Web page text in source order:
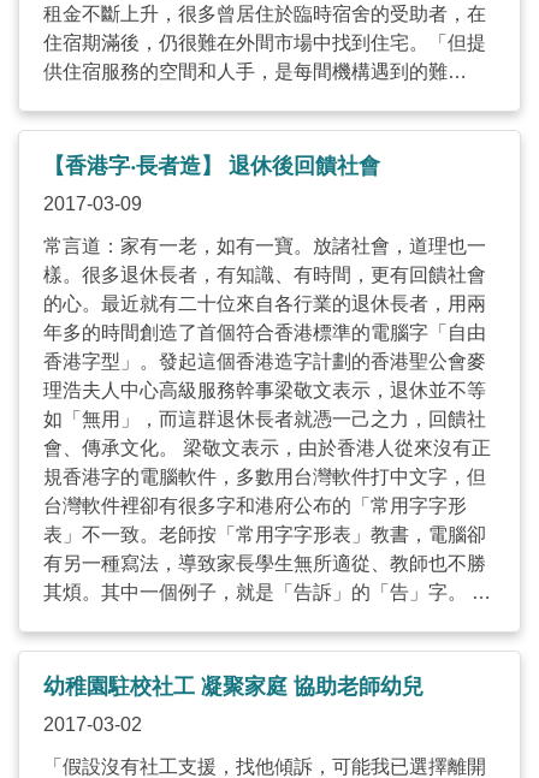
著Karen 明白要學懂認同子女的感受，並指出為什麼
不開心，不會責罵他為甚麼要哭，最後兒子知道媽媽
理解自己，便對著媽媽點頭，停止再哭。計劃令
而是在生活上也能實踐，現時兒子的確少哭了。 黃姑
娘期望透過計劃教育家長，讓他們要學習方式去了解
子關係就能成為一個救生圈，協助子女成長，當將來
子女遇到困難時，亦能夠承托得起。 ...
租金不斷上升，很多曾居住於臨時宿舍的受助者，在
住宿期滿後，仍很難在外間市場中找到住宅。「但提
供住宿服務的空間和人手，是每間機構遇到的難
會的策略是提升受助者的社交，並學懂理財，以籌備
將來獨立生活。 香港社會服務聯會政策研究及倡議主
盛行，當地政府會資助社會服務機構或企業，提供包
租服務，包括物業管理服務、協調租戶、以及家居維
修服務，鼓勵業主將空置單位租予有需要人士。 社聯
建議政府參考比利時經驗，透過關愛基金試點或直接
恆常資助非政府機構或社企，將社會房屋中介服務放
入房屋政策。其次，政府可以給予稅務優惠予良心業
主。 ...
【香港字‧長者造】 退休後回饋社會
2017-03-09
常言道：家有一老，如有一寶。放諸社會，道理也一
樣。很多退休長者，有知識、有時間，更有回饋社會
的心。最近就有二十位來自各行業的退休長者，用兩
年多的時間創造了首個符合香港標準的電腦字「自由
香港字型」。發起這個香港造字計劃的香港聖公會麥
理浩夫人中心高級服務幹事梁敬文表示，退休並不等
如「無用」，而這群退休長者就憑一己之力，回饋社
會、傳承文化。 梁敬文表示，由於香港人從來沒有正
規香港字的電腦軟件，多數用台灣軟件打中文字，但
台灣軟件裡卻有很多字和港府公布的「常用字字形
表」不一致。老師按「常用字字形表」教書，電腦卻
有另一種寫法，導致家長學生無所適從、教師也不勝
其煩。其中一個例子，就是「告訴」的「告」字。 有
灣用倉頡是「竹土口」，但正確寫法應該是「竹手
口」。因為古時皇帝祭祀時，是用牛做祭品，用口向
一堆泥土向天告，講不通。」 自從「自由香港字型」
於去年底公開讓市民下載後，教與學就更統一。鄭國
幼稚園駐校社工 凝聚家庭 協助老師幼兒
2017-03-02
「假設沒有社工支援，找他傾訴，可能我已選擇離開